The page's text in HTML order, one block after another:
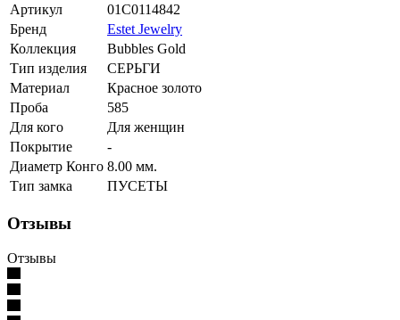
Артикул
01С0114842
Бренд
Estet Jewelry
Коллекция
Bubbles Gold
Тип изделия
СЕРЬГИ
Материал
Красное золото
Проба
585
Для кого
Для женщин
Покрытие
-
Диаметр Конго 8.00 мм.
Тип замка
ПУСЕТЫ
Отзывы
Отзывы